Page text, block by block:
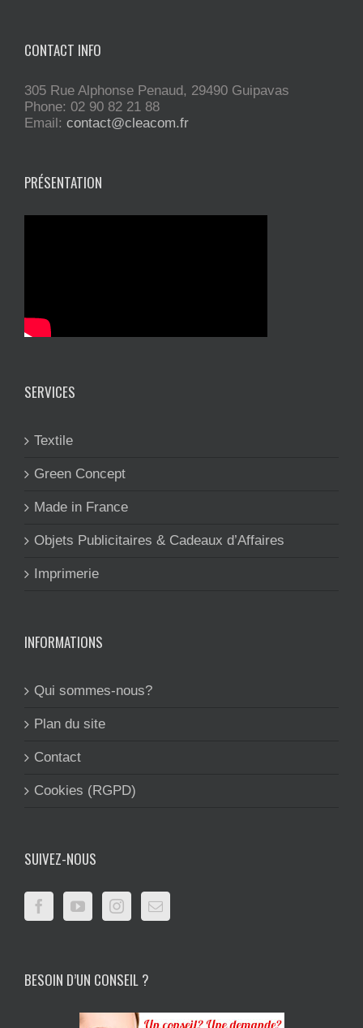
CONTACT INFO
305 Rue Alphonse Penaud, 29490 Guipavas
Phone: 02 90 82 21 88
Email: contact@cleacom.fr
PRÉSENTATION
SERVICES
Textile
Green Concept
Made in France
Objets Publicitaires & Cadeaux d’Affaires
Imprimerie
INFORMATIONS
Qui sommes-nous?
Plan du site
Contact
Cookies (RGPD)
SUIVEZ-NOUS
BESOIN D’UN CONSEIL ?